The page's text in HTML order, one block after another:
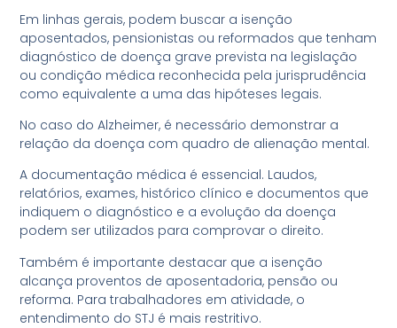
Em linhas gerais, podem buscar a isenção
aposentados, pensionistas ou reformados que tenham
diagnóstico de doença grave prevista na legislação
ou condição médica reconhecida pela jurisprudência
como equivalente a uma das hipóteses legais.
No caso do Alzheimer, é necessário demonstrar a
relação da doença com quadro de alienação mental.
A documentação médica é essencial. Laudos,
relatórios, exames, histórico clínico e documentos que
indiquem o diagnóstico e a evolução da doença
podem ser utilizados para comprovar o direito.
Também é importante destacar que a isenção
alcança proventos de aposentadoria, pensão ou
reforma. Para trabalhadores em atividade, o
entendimento do STJ é mais restritivo.